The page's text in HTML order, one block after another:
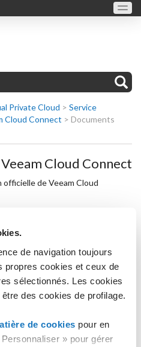
de navigation toujours
propres cookies et ceux de
sélectionnés. Les cookies
des cookies de profilage.
de cookies pour en
» pour gérer
Private Cloud > Service
Cloud Connect > Documents
Cloud Connect
de Veeam Cloud
et commerciales,